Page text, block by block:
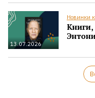
13.07.2026
Новинки
Книги,